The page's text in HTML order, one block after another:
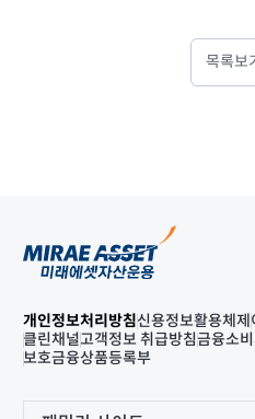
목록보
개인정보처리방침신용정보활용체제
클린채널고객정보 취급방침금융소
보호금융상품등록부